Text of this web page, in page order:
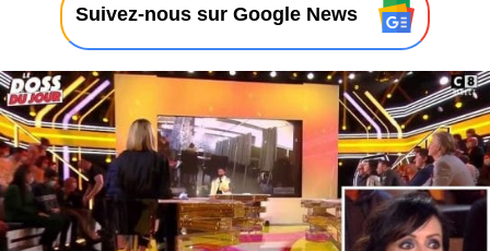
2
/
0
/
2
0
2
2
à
1
Suivez-nous sur Google News